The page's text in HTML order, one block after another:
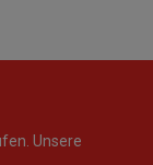
Unsere